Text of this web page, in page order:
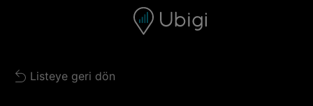
Gezinme çubuğu Alt bilgi
Back to list
Listeye geri dön